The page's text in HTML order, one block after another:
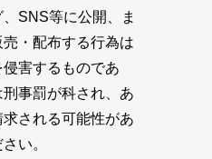
SNS等に公開、ま
・配布する行為は
害するものであ
事罰が科され、あ
される可能性があ
い。